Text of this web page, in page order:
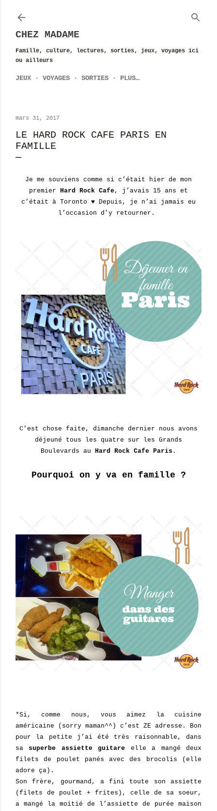
CHEZ MADAME
Famille, culture, lectures, sorties, jeux, voyages ici
ou ailleurs
JEUX VOYAGES SORTIES PLUS…
mars 31, 2017
LE HARD ROCK CAFE PARIS EN
FAMILLE
Je me souviens comme si c’était hier de mon
premier Hard Rock Cafe, j’avais 15 ans et
c’était à Toronto ♥ Depuis, je n’ai jamais eu
l’occasion d’y retourner.
C’est chose faite, dimanche dernier nous avons
déjeuné tous les quatre sur les Grands
Boulevards au Hard Rock Cafe Paris .
Pourquoi on y va en famille ?
*Si, comme nous, vous aimez la cuisine
américaine (sorry maman^^) c’est ZE adresse. Bon
pour la petite j’ai été très raisonnable, dans
sa superbe assiette guitare elle a mangé deux
filets de poulet panés avec des brocolis (elle
adore ça).
Son frère, gourmand, a fini toute son assiette
(filets de poulet + frites), celle de sa soeur,
a mangé la moitié de l’assiette de purée maison